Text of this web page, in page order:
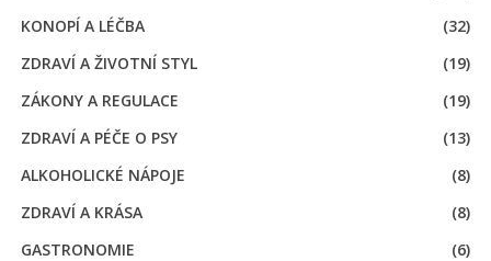
KONOPÍ A LÉČBA
(32)
ZDRAVÍ A ŽIVOTNÍ STYL
(19)
ZÁKONY A REGULACE
(19)
ZDRAVÍ A PÉČE O PSY
(13)
ALKOHOLICKÉ NÁPOJE
(8)
ZDRAVÍ A KRÁSA
(8)
GASTRONOMIE
(6)